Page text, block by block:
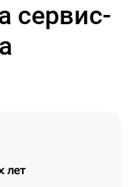
сервис-
лет